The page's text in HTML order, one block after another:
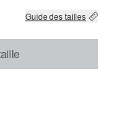
Guide des tailles